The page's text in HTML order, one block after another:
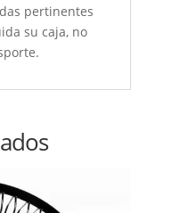
pertinentes
su caja, no